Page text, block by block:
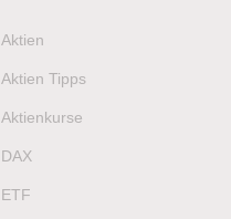
Aktien
Aktien Tipps
Aktienkurse
DAX
ETF